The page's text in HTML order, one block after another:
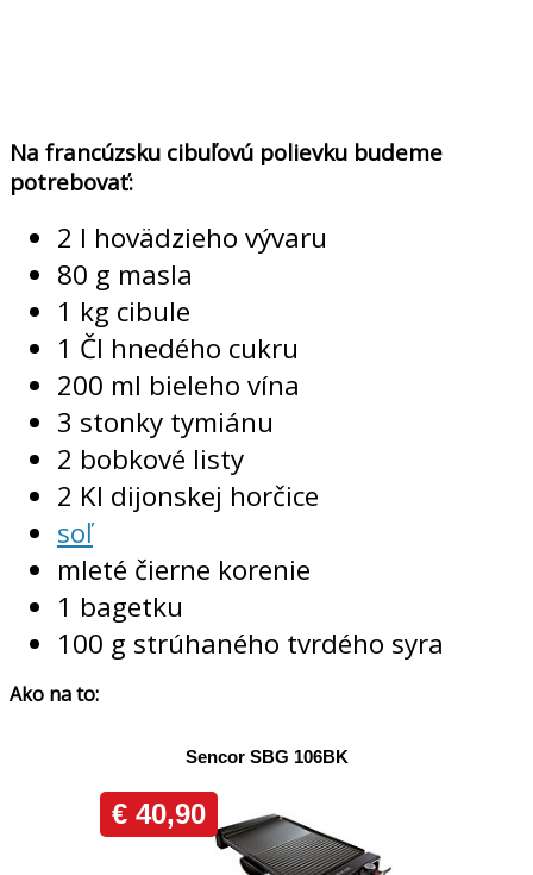
Na francúzsku cibuľovú polievku budeme
potrebovať:
2 l hovädzieho vývaru
80 g masla
1 kg cibule
1 Čl hnedého cukru
200 ml bieleho vína
3 stonky tymiánu
2 bobkové listy
2 Kl dijonskej horčice
soľ
mleté čierne korenie
1 bagetku
100 g strúhaného tvrdého syra
Ako na to: